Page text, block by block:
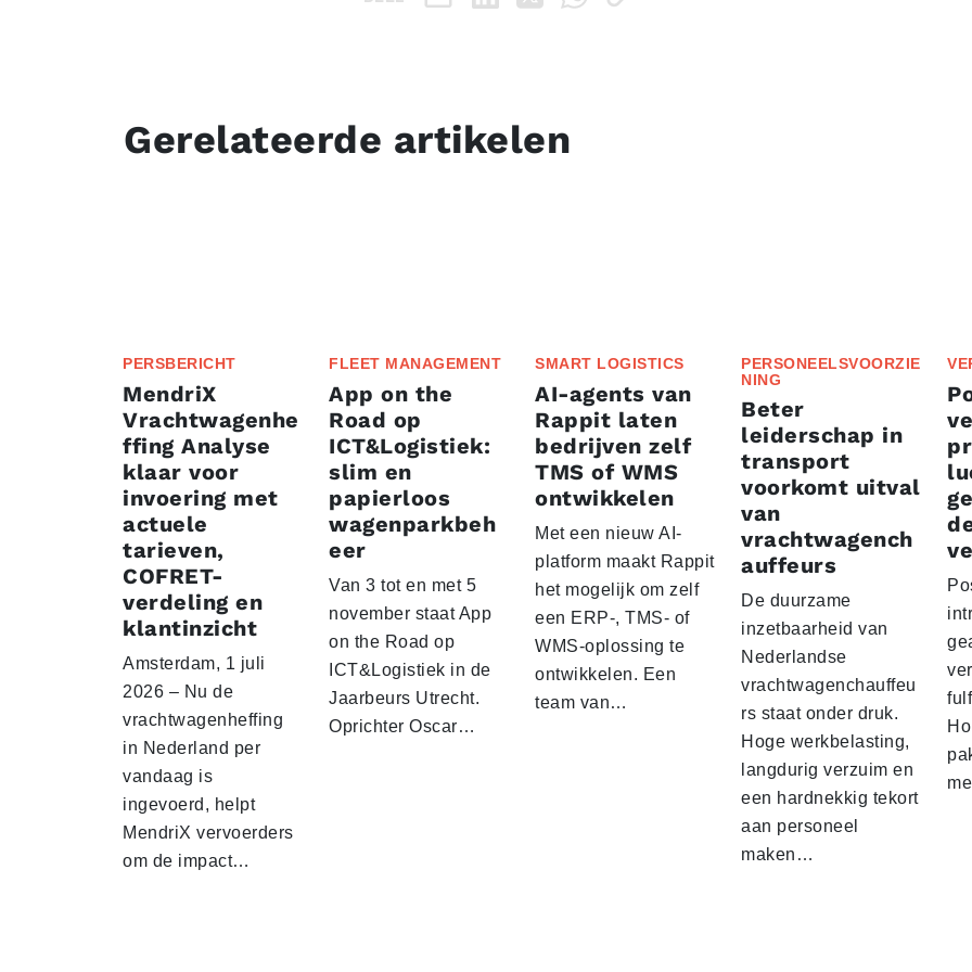
Gerelateerde artikelen
PERSBERICHT
MendriX
Vrachtwagenhe
ffing Analyse
klaar voor
invoering met
actuele
tarieven,
COFRET-
verdeling en
klantinzicht
Amsterdam, 1 juli
2026 – Nu de
vrachtwagenheffing
in Nederland per
vandaag is
ingevoerd, helpt
MendriX vervoerders
om de impact…
FLEET MANAGEMENT
App on the
Road op
ICT&Logistiek:
slim en
papierloos
wagenparkbeh
eer
Van 3 tot en met 5
november staat App
on the Road op
ICT&Logistiek in de
Jaarbeurs Utrecht.
Oprichter Oscar…
SMART LOGISTICS
AI-agents van
Rappit laten
bedrijven zelf
TMS of WMS
ontwikkelen
Met een nieuw AI-
platform maakt Rappit
het mogelijk om zelf
een ERP-, TMS- of
WMS-oplossing te
ontwikkelen. Een
team van…
PERSONEELSVOORZIE
NING
Beter
leiderschap in
transport
voorkomt uitval
van
vrachtwagench
auffeurs
De duurzame
inzetbaarheid van
Nederlandse
vrachtwagenchauffeu
rs staat onder druk.
Hoge werkbelasting,
langdurig verzuim en
een hardnekkig tekort
aan personeel
maken…